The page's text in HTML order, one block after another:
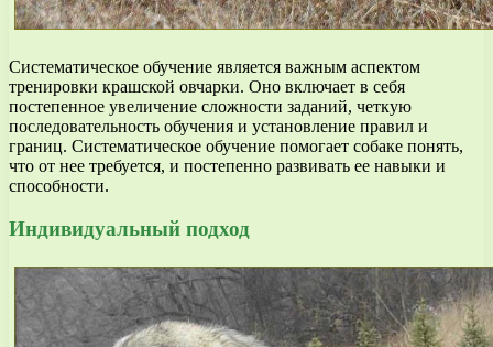
Систематическое обучение является важным аспектом
тренировки крашской овчарки. Оно включает в себя
постепенное увеличение сложности заданий, четкую
последовательность обучения и установление правил и
границ. Систематическое обучение помогает собаке понять,
что от нее требуется, и постепенно развивать ее навыки и
способности.
Индивидуальный подход